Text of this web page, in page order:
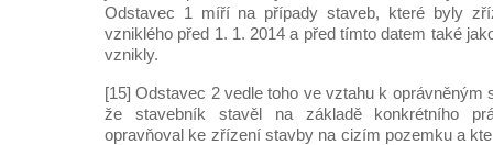
Odstavec 1 míří na případy staveb, které byly
vzniklého před 1. 1. 2014 a před tímto datem také
vznikly.
[15] Odstavec 2 vedle toho ve vztahu k oprávněným
že stavebník stavěl na základě konkrétního
opravňoval ke zřízení stavby na cizím pozemku a